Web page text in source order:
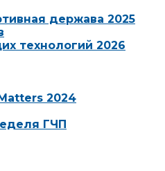
держава 2025
технологий 2026
2024
ГЧП